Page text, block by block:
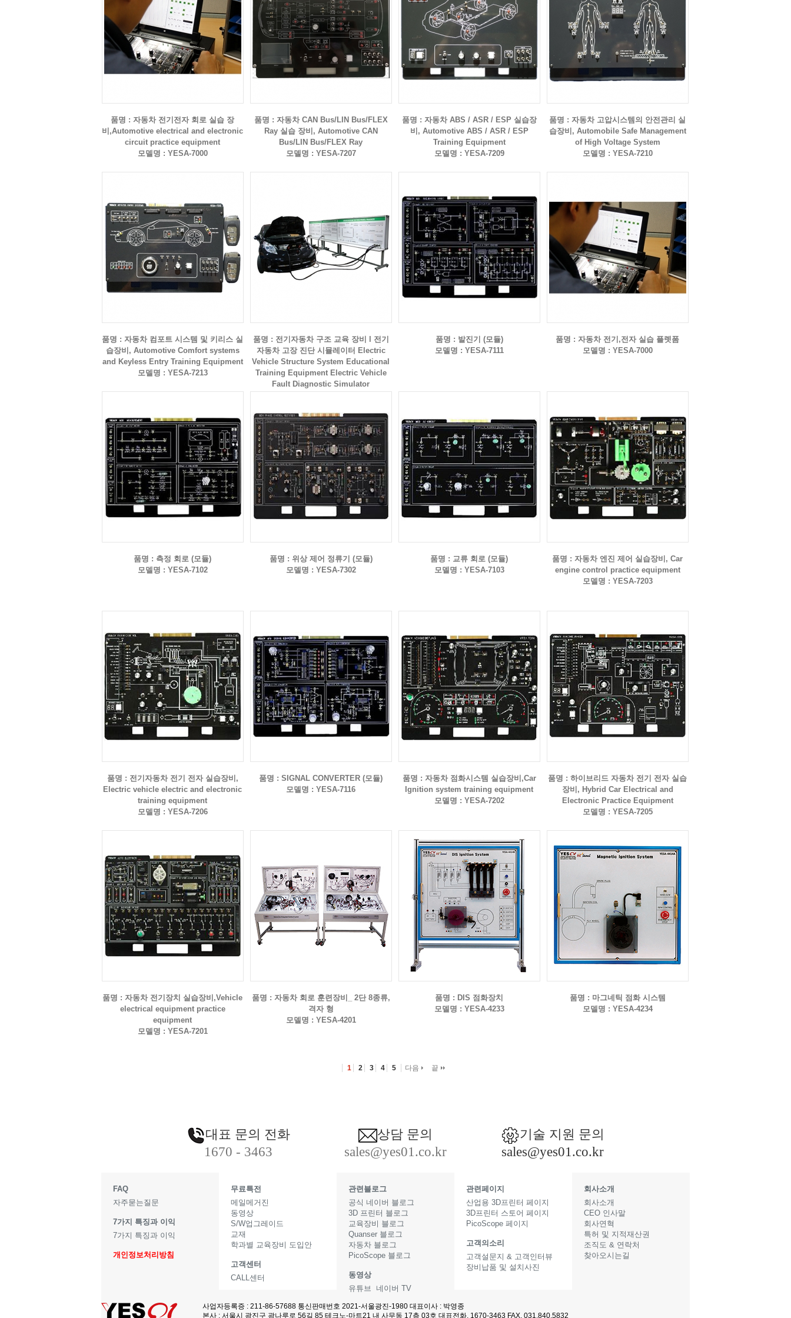
품명 : 자동차 전기전자 회로 실습 장
비,Automotive electrical and electronic
circuit practice equipment
모델명 : YESA-7000
품명 : 자동차 CAN Bus/LIN Bus/FLEX
Ray 실습 장비, Automotive CAN
Bus/LIN Bus/FLEX Ray
모델명 : YESA-7207
품명 : 자동차 ABS / ASR / ESP 실습장
비, Automotive ABS / ASR / ESP
Training Equipment
모델명 : YESA-7209
품명 : 자동차 고압시스템의 안전관리 실
습장비, Automobile Safe Management
of High Voltage System
모델명 : YESA-7210
품명 : 자동차 컴포트 시스템 및 키리스 실
습장비, Automotive Comfort systems
and Keyless Entry Training Equipment
모델명 : YESA-7213
품명 : 전기자동차 구조 교육 장비 l 전기
자동차 고장 진단 시뮬레이터 Electric
Vehicle Structure System Educational
Training Equipment Electric Vehicle
Fault Diagnostic Simulator
품명 : 발진기 (모듈)
모델명 : YESA-7111
품명 : 자동차 전기,전자 실습 플렛폼
모델명 : YESA-7000
품명 : 측정 회로 (모듈)
모델명 : YESA-7102
품명 : 위상 제어 정류기 (모듈)
모델명 : YESA-7302
품명 : 교류 회로 (모듈)
모델명 : YESA-7103
품명 : 자동차 엔진 제어 실습장비, Car
engine control practice equipment
모델명 : YESA-7203
품명 : 전기자동차 전기 전자 실습장비,
Electric vehicle electric and electronic
training equipment
모델명 : YESA-7206
품명 : SIGNAL CONVERTER (모듈)
모델명 : YESA-7116
품명 : 자동차 점화시스템 실습장비,Car
Ignition system training equipment
모델명 : YESA-7202
품명 : 하이브리드 자동차 전기 전자 실습
장비, Hybrid Car Electrical and
Electronic Practice Equipment
모델명 : YESA-7205
품명 : 자동차 전기장치 실습장비,Vehicle
electrical equipment practice
equipment
모델명 : YESA-7201
품명 : 자동차 회로 훈련장비_ 2단 8종류,
격자 형
모델명 : YESA-4201
품명 : DIS 점화장치
모델명 : YESA-4233
품명 : 마그네틱 점화 시스템
모델명 : YESA-4234
1 2 3 4 5 다음 끝
대표 문의 전화
1670 - 3463
상담 문의
sales@yes01.co.kr
기술 지원 문의
sales@yes01.co.kr
FAQ
자주묻는질문
7가지 특징과 이익
7가지 특징과 이익
개인정보처리방침
무료특전
메일메거진
동영상
S/W업그레이드
교재
학과별 교육장비 도입안
고객센터
CALL센터
관련블로그
공식 네이버 블로그
3D 프린터 블로그
교육장비 블로그
Quanser 블로그
자동차 블로그
PicoScope 블로그
동영상
유튜브
네이버 TV
관련페이지
산업용 3D프린터 페이지
3D프린터 스토어 페이지
PicoScope 페이지
고객의소리
고객설문지 & 고객인터뷰
장비납품 및 설치사진
회사소개
회사소개
CEO 인사말
회사연혁
특허 및 지적재산권
조직도 & 연락처
찾아오시는길
사업자등록증 : 211-86-57688 통신판매번호 2021-서울광진-1980 대표이사 : 박영종
본사 : 서울시 광진구 광나루로 56길 85 테크노-마트21 내 사무동 17층 03호 대표전화. 1670-3463 FAX. 031.840.5832